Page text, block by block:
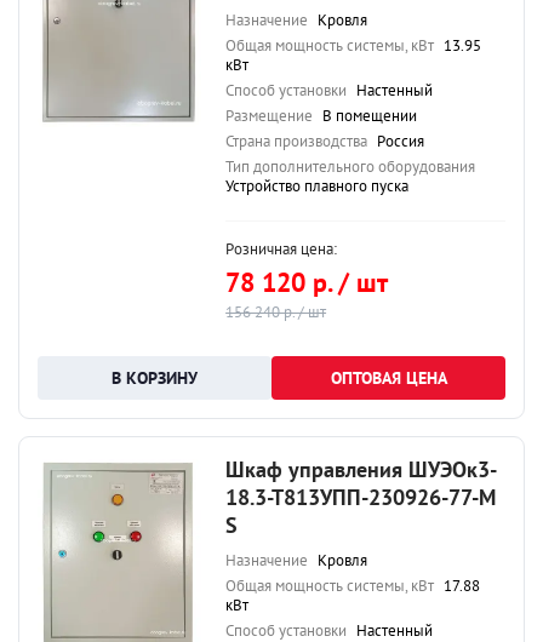
Назначение Кровля
Общая мощность системы, кВт 13.95
кВт
Способ установки Настенный
Размещение В помещении
Страна производства Россия
Тип дополнительного оборудования
Устройство плавного пуска
Розничная цена:
78 120 р. / шт
156 240 р. / шт
ОПТОВАЯ ЦЕНА
Шкаф управления ШУЭОк3-
18.3-Т813УПП-230926-77-М
S
Назначение Кровля
Общая мощность системы, кВт 17.88
кВт
Способ установки Настенный